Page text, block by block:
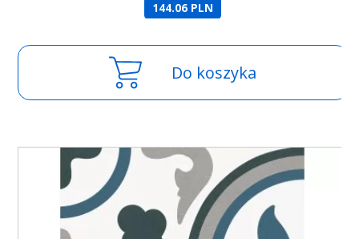
144.06 PLN
Do koszyka